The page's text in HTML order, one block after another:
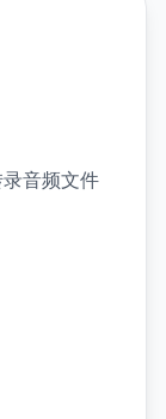
音频文件